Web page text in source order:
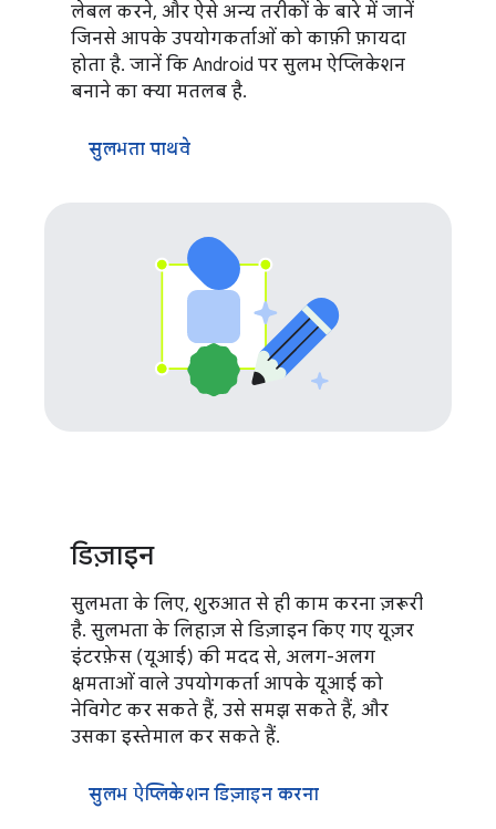
लेबल करने, और ऐसे अन्य तरीकों के बारे में जानें
जिनसे आपके उपयोगकर्ताओं को काफ़ी फ़ायदा
होता है. जानें कि Android पर सुलभ ऐप्लिकेशन
बनाने का क्या मतलब है.
सुलभता पाथवे
डिज़ाइन
सुलभता के लिए, शुरुआत से ही काम करना ज़रूरी
है. सुलभता के लिहाज़ से डिज़ाइन किए गए यूज़र
इंटरफ़ेस (यूआई) की मदद से, अलग-अलग
क्षमताओं वाले उपयोगकर्ता आपके यूआई को
नेविगेट कर सकते हैं, उसे समझ सकते हैं, और
उसका इस्तेमाल कर सकते हैं.
सुलभ ऐप्लिकेशन डिज़ाइन करना